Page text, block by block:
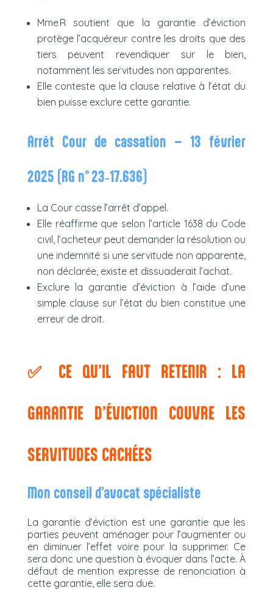
Mme R soutient que la garantie d’éviction
protège l’acquéreur contre les droits que des
tiers peuvent revendiquer sur le bien,
notamment les servitudes non apparentes.
Elle conteste que la clause relative à l’état du
bien puisse exclure cette garantie.
Arrêt Cour de cassation – 13 février
2025 (RG n° 23‑17.636)
La Cour casse l’arrêt d’appel.
Elle réaffirme que selon l’article 1638 du Code
civil, l’acheteur peut demander la résolution ou
une indemnité si une servitude non apparente,
non déclarée, existe et dissuaderait l’achat.
Exclure la garantie d’éviction à l’aide d’une
simple clause sur l’état du bien constitue une
erreur de droit.
✅ CE QU’IL FAUT RETENIR : LA
GARANTIE D’ÉVICTION COUVRE LES
SERVITUDES CACHÉES
Mon conseil d’avocat spécialiste
La garantie d’éviction est une garantie que les
parties peuvent aménager pour l’augmenter ou
en diminuer l’effet voire pour la supprimer. Ce
sera donc une question à évoquer dans l’acte. À
défaut de mention expresse de renonciation à
cette garantie, elle sera due.